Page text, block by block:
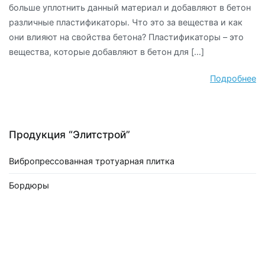
больше уплотнить данный материал и добавляют в бетон
различные пластификаторы. Что это за вещества и как
они влияют на свойства бетона? Пластификаторы – это
вещества, которые добавляют в бетон для […]
Подробнее
Продукция “Элитстрой”
Вибропрессованная тротуарная плитка
Бордюры